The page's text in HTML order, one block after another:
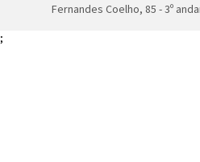
Fernandes Coelho, 85 - 3º
;